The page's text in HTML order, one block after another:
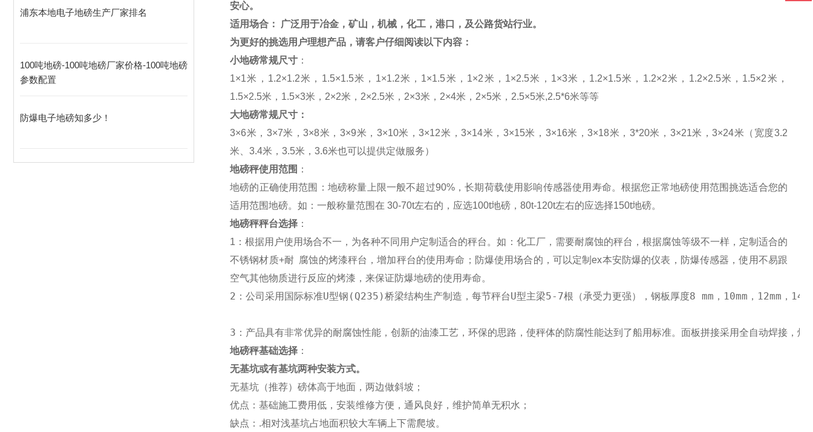
浦东本地电子地磅生产厂家排名
100吨地磅-100吨地磅厂家价格-100吨地磅
参数配置
防爆电子地磅知多少！
安心。
适用场合：
广泛用于冶金，矿山，机械，化工，港口，及公路货站行业。
为更好的挑选用户理想产品，请客户仔细阅读以下内容：
小地磅常规尺寸 ：
1×1米， 1.2×1.2米， 1.5×1.5米， 1×1.2米， 1×1.5米， 1×2米， 1×2.5米， 1×3米， 1.2×1.5米， 1.2×2米， 1.2×2.5米， 1.5×2米，
1.5×2.5米， 1.5×3米， 2×2米， 2×2.5米， 2×3米， 2×4米， 2×5米， 2.5×5米,2.5*6米等等
大地磅常规尺寸：
3×6米， 3×7米，3×8米，3×9米， 3×10米，3×12米，3×14米， 3×15米， 3×16米，3×18米， 3*20米， 3×21米，3×24米（宽度3.2
米、 3.4米， 3.5米， 3.6米也可以提供定做服务）
地磅秤使用范围 ：
地磅的正确使用范围：地磅称量上限一般不超过90%，长期荷载使用影响传感器使用寿命。根据您正常地磅使用范围挑选适合您的
适用范围地磅。如：一般称量范围在 30-70t左右的，应选100t地磅，80t-120t左右的应选择150t地磅。
地磅秤秤台选择 ：
1 ：根据用户使用场合不一，为各种不同用户定制适合的秤台。如：化工厂，需要耐腐蚀的秤台，根据腐蚀等级不一样，定制适合的
不锈钢材质+耐 腐蚀的烤漆秤台，增加秤台的使用寿命；防爆使用场合的，可以定制ex本安防爆的仪表，防爆传感器，使用不易跟
空气其他物质进行反应的烤漆，来保证防爆地磅的使用寿命。
2：公司采用国际标准U型钢(Q235)桥梁结构生产制造，每节秤台U型主梁5-7根（承受力更强），钢板厚度8 mm，10mm，12mm，
3：产品具有非常优异的耐腐蚀性能，创新的油漆工艺，环保的思路，使秤体的防腐性能达到了船用标准。面板拼接采用全自动焊接，
地磅秤基础选择 ：
无基坑或有基坑两种安装方式。
无基坑（推荐）磅体高于地面，两边做斜坡；
优点：基础施工费用低，安装维修方便，通风良好，维护简单无积水；
缺点： .相对浅基坑占地面积较大车辆上下需爬坡。